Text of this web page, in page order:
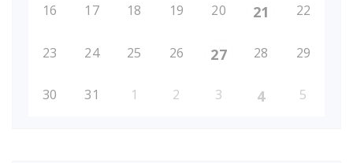
16 17 18 19 20 21 22
23 24 25 26 27 28 29
30 31 1 2 3 4 5